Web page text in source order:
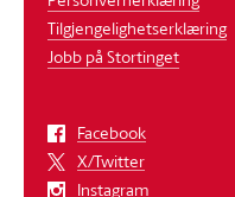
Tilgjengelighetserklæring
Jobb på Stortinget
Facebook
X/Twitter
Instagram